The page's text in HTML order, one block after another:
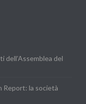
dell’Assemblea del
Report: la società